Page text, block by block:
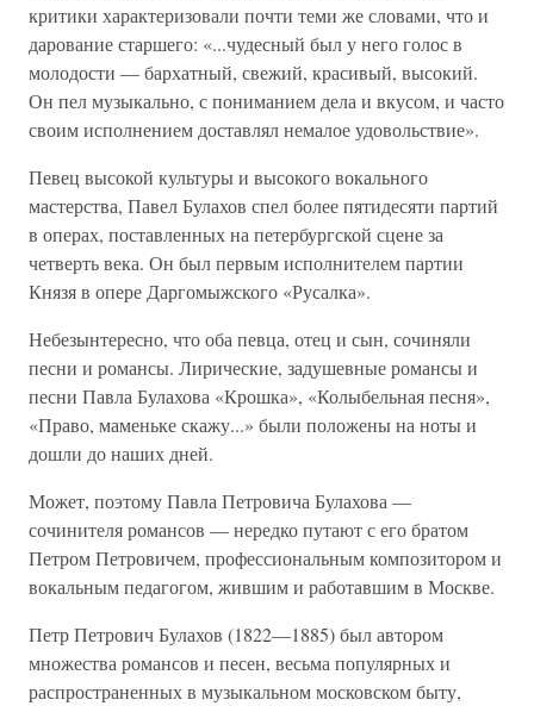
критики характеризовали почти теми же словами, что и
дарование старшего: «...чудесный был у него голос в
молодости — бархатный, свежий, красивый, высокий.
Он пел музыкально, с пониманием дела и вкусом, и часто
своим исполнением доставлял немалое удовольствие».
Певец высокой культуры и высокого вокального
мастерства, Павел Булахов спел более пятидесяти партий
в операх, поставленных на петербургской сцене за
четверть века. Он был первым исполнителем партии
Князя в опере Даргомыжского «Русалка».
Небезынтересно, что оба певца, отец и сын, сочиняли
песни и романсы. Лирические, задушевные романсы и
песни Павла Булахова «Крошка», «Колыбельная песня»,
«Право, маменьке скажу...» были положены на ноты и
дошли до наших дней.
Может, поэтому Павла Петровича Булахова —
сочинителя романсов — нередко путают с его братом
Петром Петровичем, профессиональным композитором и
вокальным педагогом, жившим и работавшим в Москве.
Петр Петрович Булахов (1822—1885) был автором
множества романсов и песен, весьма популярных и
распространенных в музыкальном московском быту,